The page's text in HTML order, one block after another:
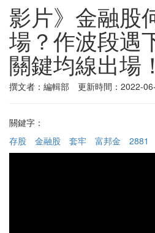
影片》金融股
場？作波段遇
關鍵均線出場！
撰文者：編輯部 更新時間：2022-
關鍵字：
存股
金融股 套牢 富邦金 2881